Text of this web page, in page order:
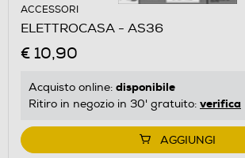
ACCESSORI
ELETTROCASA - AS36
€ 10,90
Acquisto online: disponibile
Ritiro in negozio in 30' gratuito: verifica
AGGIUNGI